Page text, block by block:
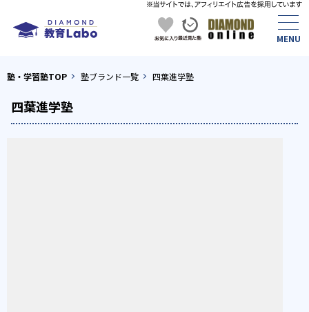
塾・学習塾TOP 塾ブランド一覧 四葉進学塾
四葉進学塾